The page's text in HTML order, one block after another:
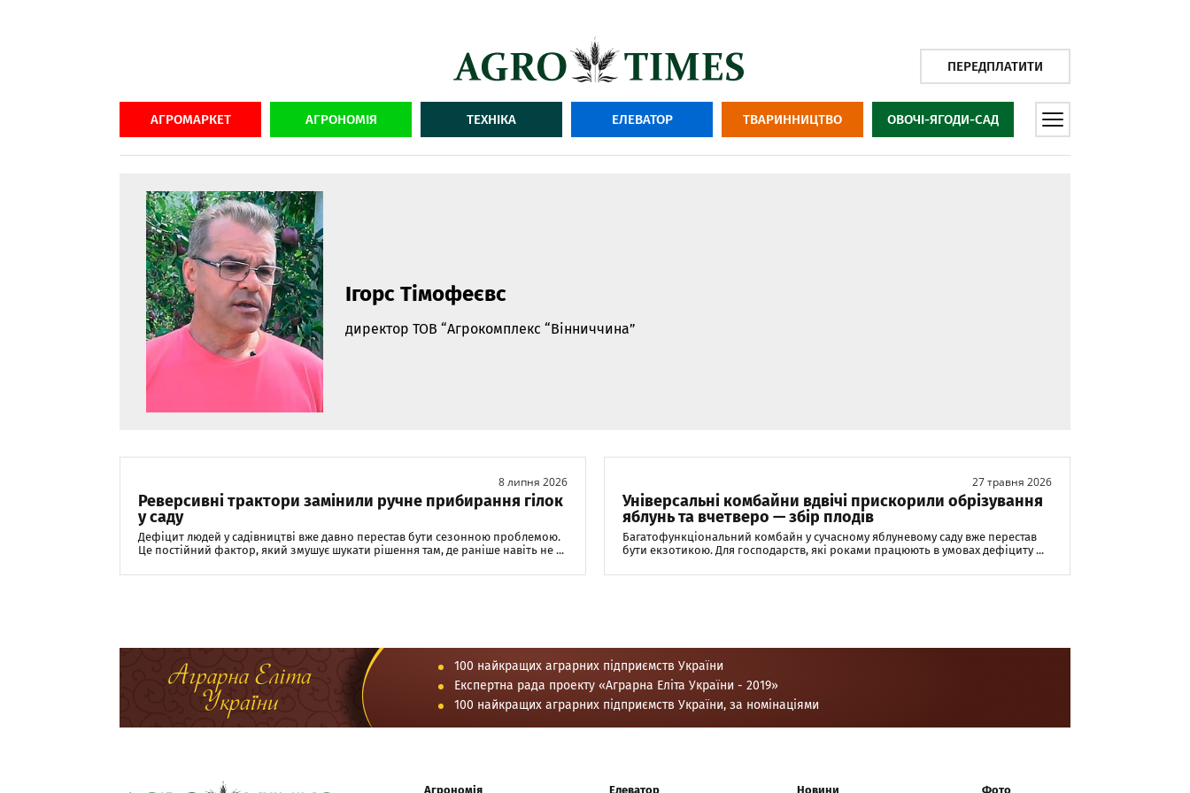
ПЕРЕДПЛАТИТИ
АГРОМАРКЕТ АГРОНОМІЯ ТЕХНІКА ЕЛЕВАТОР ТВАРИННИЦТВО ОВОЧІ-ЯГОДИ-САД
Ігорс Тімофеєвс
директор ТОВ “Агрокомплекс “Вінниччина”
8 липня 2026
Реверсивні трактори замінили ручне прибирання гілок
у саду
Дефіцит людей у садівництві вже давно перестав бути сезонною проблемою.
Це постійний фактор, який змушує шукати рішення там, де раніше навіть не ...
27 травня 2026
Універсальні комбайни вдвічі прискорили обрізування
яблунь та вчетверо — збір плодів
Багатофункціональний комбайн у сучасному яблуневому саду вже перестав
бути екзотикою. Для господарств, які роками працюють в умовах дефіциту ...
100 найкращих аграрних підприємств України
Експертна рада проекту «Аграрна Еліта України - 2019»
100 найкращих аграрних підприємств України, за номінаціями
Агрономія Елеватор Новини Фото